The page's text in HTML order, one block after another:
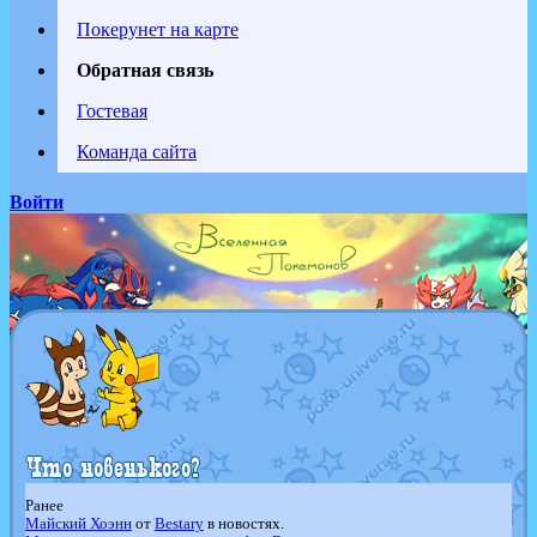
Покерунет на карте
Обратная связь
Гостевая
Команда сайта
Войти
Ранее
Майский Хоэннот Bestaryв новостях.